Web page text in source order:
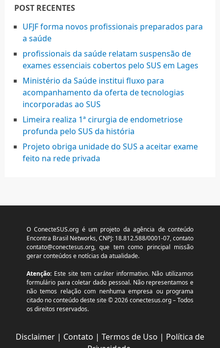
POST RECENTES
UFJF forma novos profissionais preparados para
a saúde
profissionais da saúde relatam suspensão de
exames essenciais cobertos pelo SUS em Lages
Ministério da Saúde institui fluxo para
acompanhamento da oferta de tecnologias
incorporadas ao SUS
Limeira realiza 1ª cirurgia de endometriose
profunda pelo SUS da história
Projeto obriga unidade do SUS a aceitar exame
feito na rede privada
O ConecteSUS.org é um projeto da agência de conteúdo
Encontra Brasil Networks, CNPJ: 18.812.588/0001-07, contato
contato@conectesus.org, que tem como principal missão
gerar conteúdos e notícias da atualidade.
Atenção:Este site tem caráter informativo. Não utilizamos
formulário para coletar dado pessoal. Não representamos e
não temos relação com nenhuma empresa ou programa
citado no conteúdo deste site © 2026 conectesus.org – Todos
os direitos reservados.
Disclaimer| Contato | Termos de Uso | Política de